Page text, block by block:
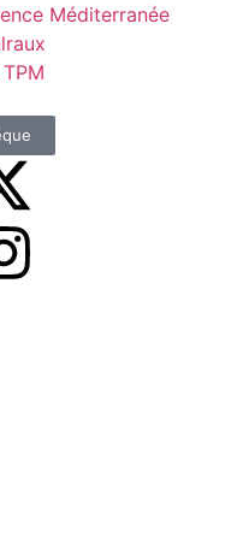
Méditerranée